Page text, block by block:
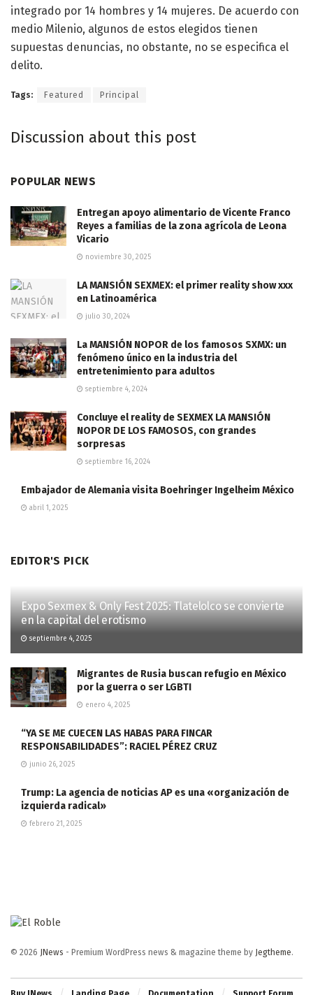
integrado por 14 hombres y 14 mujeres. De acuerdo con
medio Milenio, algunos de estos elegidos tienen
supuestas denuncias, no obstante, no se especifica el
delito.
Tags: Featured Principal
Discussion about this post
POPULAR NEWS
Entregan apoyo alimentario de Vicente Franco
Reyes a familias de la zona agrícola de Leona
Vicario
noviembre 30, 2025
LA MANSIÓN SEXMEX: el primer reality show xxx
en Latinoamérica
julio 30, 2024
La MANSIÓN NOPOR de los famosos SXMX: un
fenómeno único en la industria del
entretenimiento para adultos
septiembre 4, 2024
Concluye el reality de SEXMEX LA MANSIÓN
NOPOR DE LOS FAMOSOS, con grandes
sorpresas
septiembre 16, 2024
Embajador de Alemania visita Boehringer Ingelheim México
abril 1, 2025
EDITOR'S PICK
Expo Sexmex & Only Fest 2025: Tlatelolco se convierte
en la capital del erotismo
septiembre 4, 2025
Migrantes de Rusia buscan refugio en México
por la guerra o ser LGBTI
enero 4, 2025
“YA SE ME CUECEN LAS HABAS PARA FINCAR
RESPONSABILIDADES”: RACIEL PÉREZ CRUZ
junio 26, 2025
Trump: La agencia de noticias AP es una «organización de
izquierda radical»
febrero 21, 2025
© 2026 JNews - Premium WordPress news & magazine theme by Jegtheme.